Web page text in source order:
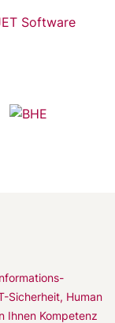
Sicherheit, Human
Ihnen Kompetenz